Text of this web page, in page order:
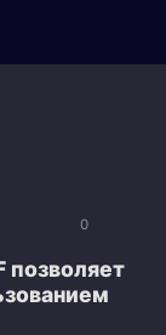
0
позволяет